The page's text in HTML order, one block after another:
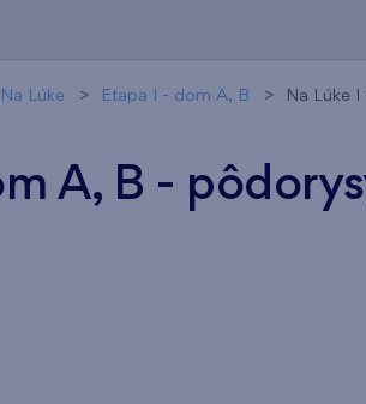
Lúke Etapa I - dom A, B Na Lúke
A, B -